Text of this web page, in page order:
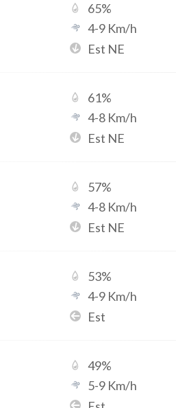
65%
4-9 Km/h
Est NE
61%
4-8 Km/h
Est NE
57%
4-8 Km/h
Est NE
53%
4-9 Km/h
Est
49%
5-9 Km/h